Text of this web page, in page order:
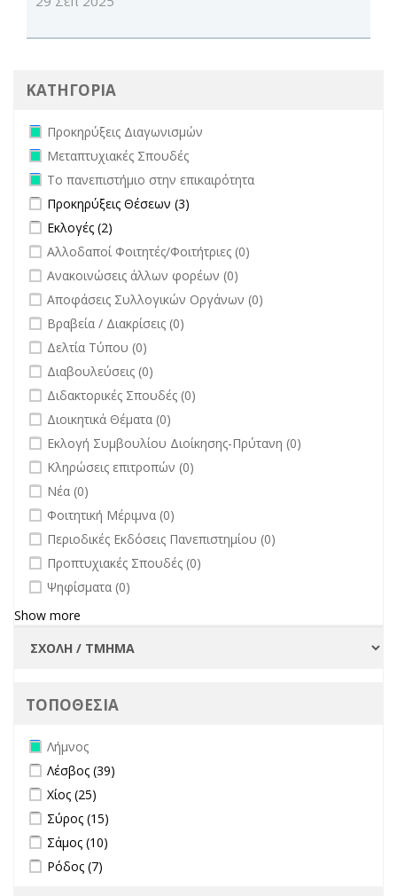
ΚΑΤΗΓΟΡΙΑ
Remove Προκηρύξεις Διαγωνισμών filter
Προκηρύξεις Διαγωνισμών
Remove Μεταπτυχιακές Σπουδές filter
Μεταπτυχιακές Σπουδές
Remove Το πανεπιστήμιο στην επικαιρότητα filter
Το πανεπιστήμιο στην επικαιρότητα
Apply Προκηρύξεις Θέσεων filter
Προκηρύξεις Θέσεων (3)
Apply Εκλογές filter
Εκλογές (2)
undefined
Αλλοδαποί Φοιτητές/Φοιτήτριες (0)
undefined
Ανακοινώσεις άλλων φορέων (0)
undefined
Αποφάσεις Συλλογικών Οργάνων (0)
undefined
Βραβεία / Διακρίσεις (0)
undefined
Δελτία Τύπου (0)
undefined
Διαβουλεύσεις (0)
undefined
Διδακτορικές Σπουδές (0)
undefined
Διοικητικά Θέματα (0)
undefined
Εκλογή Συμβουλίου Διοίκησης-Πρύτανη (0)
undefined
Κληρώσεις επιτροπών (0)
undefined
Νέα (0)
undefined
Φοιτητική Μέριμνα (0)
undefined
Περιοδικές Εκδόσεις Πανεπιστημίου (0)
undefined
Προπτυχιακές Σπουδές (0)
undefined
Ψηφίσματα (0)
Show more
ΤΟΠΟΘΕΣΙΑ
Remove Λήμνος filter
Λήμνος
Apply Λέσβος filter
Λέσβος (39)
Apply Χίος filter
Χίος (25)
Apply Σύρος filter
Σύρος (15)
Apply Σάμος filter
Σάμος (10)
Apply Ρόδος filter
Ρόδος (7)